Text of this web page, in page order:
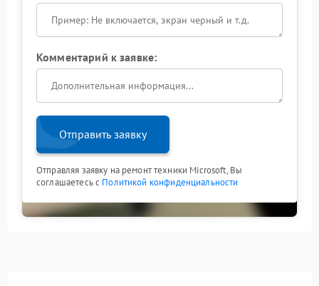
Комментарий к заявке:
Отправить заявку
Отправляя заявку на ремонт техники Microsoft, Вы
соглашаетесь с Политикой конфиденциальности